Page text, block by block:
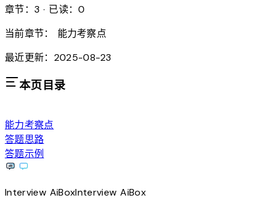
章节：3 · 已读：0
当前章节：
能力考察点
最近更新：2025-08-23
本页目录
能力考察点
答题思路
答题示例
Interview AiBoxInterviewAiBox